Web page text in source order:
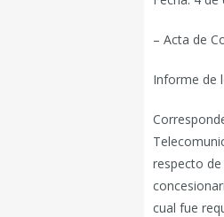
– Acta de
Informe de
respecto
cual fue